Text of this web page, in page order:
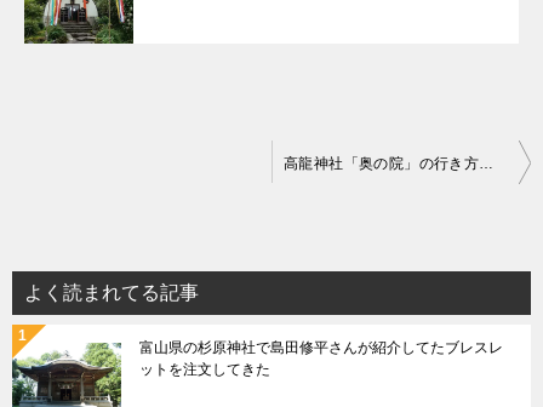
ビ
ゲ
ー
シ
高龍神社「奥の院」の行き方を超簡単に分かり易く解説します
よく読まれてる記事
富山県の杉原神社で島田修平さんが紹介してたブレスレ
ットを注文してきた